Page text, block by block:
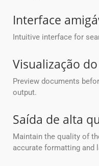
Interface
Intuitive interface for
Visualização
Preview documents
output.
Saída de alta
Maintain the quality of
accurate formatting and